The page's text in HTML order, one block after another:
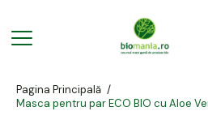
Pagina Principală /
Masca pentru par ECO BIO cu Aloe